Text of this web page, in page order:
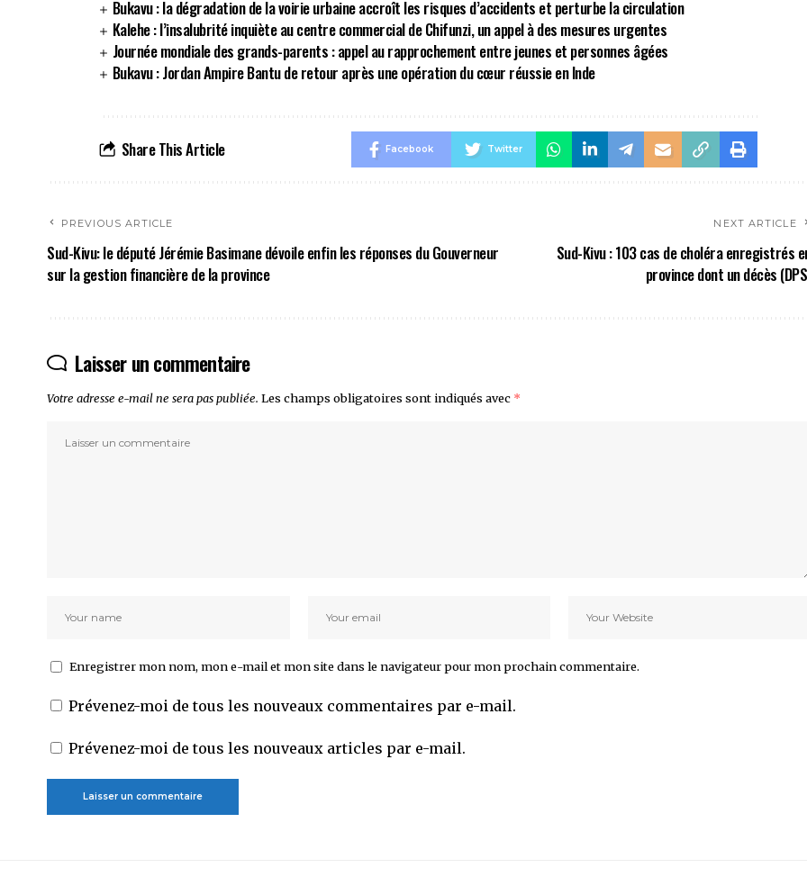
Bukavu : la dégradation de la voirie urbaine accroît les risques d’accidents et perturbe la circulation
Kalehe : l’insalubrité inquiète au centre commercial de Chifunzi, un appel à des mesures urgentes
Journée mondiale des grands-parents : appel au rapprochement entre jeunes et personnes âgées
Bukavu : Jordan Ampire Bantu de retour après une opération du cœur réussie en Inde
Share This Article Facebook Twitter
PREVIOUS ARTICLE
Sud-Kivu: le député Jérémie Basimane dévoile enfin les réponses du Gouverneur
sur la gestion financière de la province
NEXT ARTICLE
Sud-Kivu : 103 cas de choléra enregistrés
province dont un décès
Laisser un commentaire
Votre adresse e-mail ne sera pas publiée. Les champs obligatoires sont indiqués avec *
Enregistrer mon nom, mon e-mail et mon site dans le navigateur pour mon prochain commentaire.
Prévenez-moi de tous les nouveaux commentaires par e-mail.
Prévenez-moi de tous les nouveaux articles par e-mail.